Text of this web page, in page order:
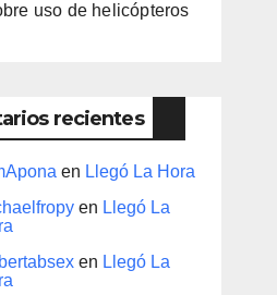
uso de helicópteros
recientes
en Llegó La Hora
en Llegó La
en Llegó La